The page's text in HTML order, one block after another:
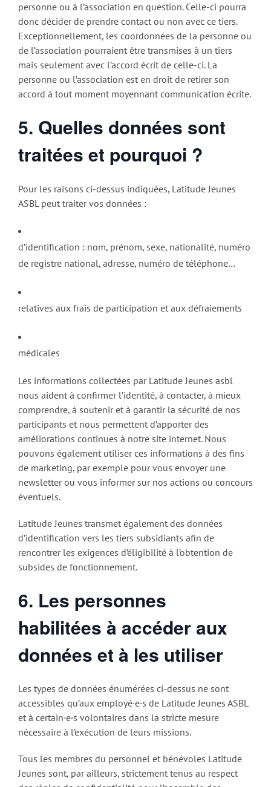
personne ou à l’association en question. Celle-ci pourra
donc décider de prendre contact ou non avec ce tiers.
Exceptionnellement, les coordonnées de la personne ou
de l’association pourraient être transmises à un tiers
mais seulement avec l’accord écrit de celle-ci. La
personne ou l’association est en droit de retirer son
accord à tout moment moyennant communication écrite.
5. Quelles données sont
traitées et pourquoi ?
Pour les raisons ci-dessus indiquées, Latitude Jeunes
ASBL peut traiter vos données :
d’identification : nom, prénom, sexe, nationalité, numéro
de registre national, adresse, numéro de téléphone…
relatives aux frais de participation et aux défraiements
médicales
Les informations collectées par Latitude Jeunes asbl
nous aident à confirmer l’identité, à contacter, à mieux
comprendre, à soutenir et à garantir la sécurité de nos
participants et nous permettent d’apporter des
améliorations continues à notre site internet. Nous
pouvons également utiliser ces informations à des fins
de marketing, par exemple pour vous envoyer une
newsletter ou vous informer sur nos actions ou concours
éventuels.
Latitude Jeunes transmet également des données
d’identification vers les tiers subsidiants afin de
rencontrer les exigences d’éligibilité à l’obtention de
subsides de fonctionnement.
6. Les personnes
habilitées à accéder aux
données et à les utiliser
Les types de données énumérées ci-dessus ne sont
accessibles qu’aux employé·e·s de Latitude Jeunes ASBL
et à certain·e·s volontaires dans la stricte mesure
nécessaire à l’exécution de leurs missions.
Tous les membres du personnel et bénévoles Latitude
Jeunes sont, par ailleurs, strictement tenus au respect